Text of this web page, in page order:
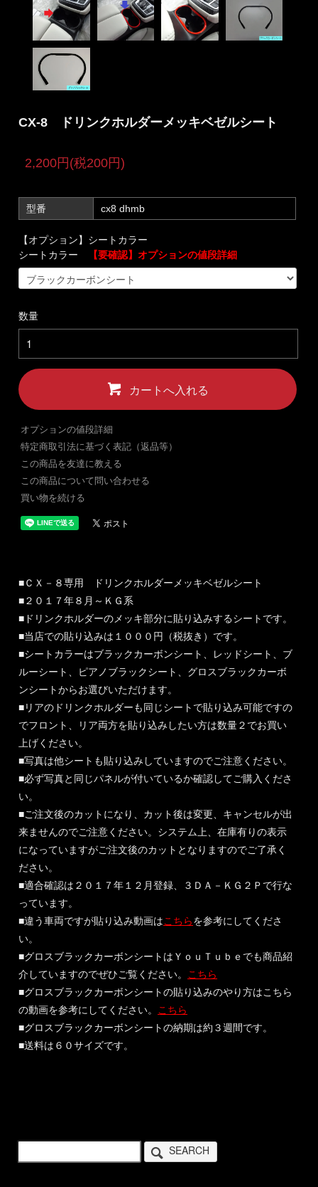
CX-8 ドリンクホルダーメッキベゼルシート
2,200円(税200円)
型番 cx8 dhmb
【オプション】シートカラー
シートカラー
【要確認】オプションの値段詳細
数量
カートへ入れる
オプションの値段詳細
特定商取引法に基づく表記（返品等）
この商品を友達に教える
この商品について問い合わせる
買い物を続ける
■ＣＸ－８専用 ドリンクホルダーメッキベゼルシート
■２０１７年８月～ＫＧ系
■ドリンクホルダーのメッキ部分に貼り込みするシートです。
■当店での貼り込みは１０００円（税抜き）です。
■シートカラーはブラックカーボンシート、レッドシート、ブ
ルーシート、ピアノブラックシート、グロスブラックカーボ
ンシートからお選びいただけます。
■リアのドリンクホルダーも同じシートで貼り込み可能ですの
でフロント、リア両方を貼り込みしたい方は数量２でお買い
上げください。
■写真は他シートも貼り込みしていますのでご注意ください。
■必ず写真と同じパネルが付いているか確認してご購入くださ
い。
■ご注文後のカットになり、カット後は変更、キャンセルが出
来ませんのでご注意ください。システム上、在庫有りの表示
になっていますがご注文後のカットとなりますのでご了承く
ださい。
■適合確認は２０１７年１２月登録、３ＤＡ－ＫＧ２Ｐで行な
っています。
■違う車両ですが貼り込み動画はこちらを参考にしてくださ
い。
■グロスブラックカーボンシートはＹｏｕＴｕｂｅでも商品紹
介していますのでぜひご覧ください。 こちら
■グロスブラックカーボンシートの貼り込みのやり方はこちら
の動画を参考にしてください。 こちら
■グロスブラックカーボンシートの納期は約３週間です。
■送料は６０サイズです。
SEARCH